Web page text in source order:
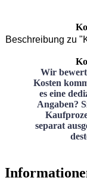
Beschreibung zu
Wir
Kosten
es eine
Angaben?
separat